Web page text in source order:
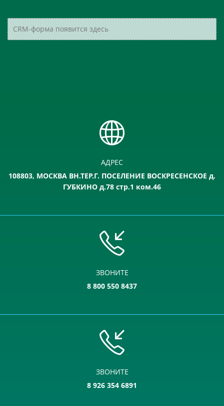
CRM-форма появится здесь
АДРЕС
108803, МОСКВА ВН.ТЕР.Г. ПОСЕЛЕНИЕ ВОСКРЕСЕНСКОЕ д.
ГУБКИНО д.78 стр.1 ком.46
ЗВОНИТЕ
8 800 550 8437
ЗВОНИТЕ
8 926 354 6891